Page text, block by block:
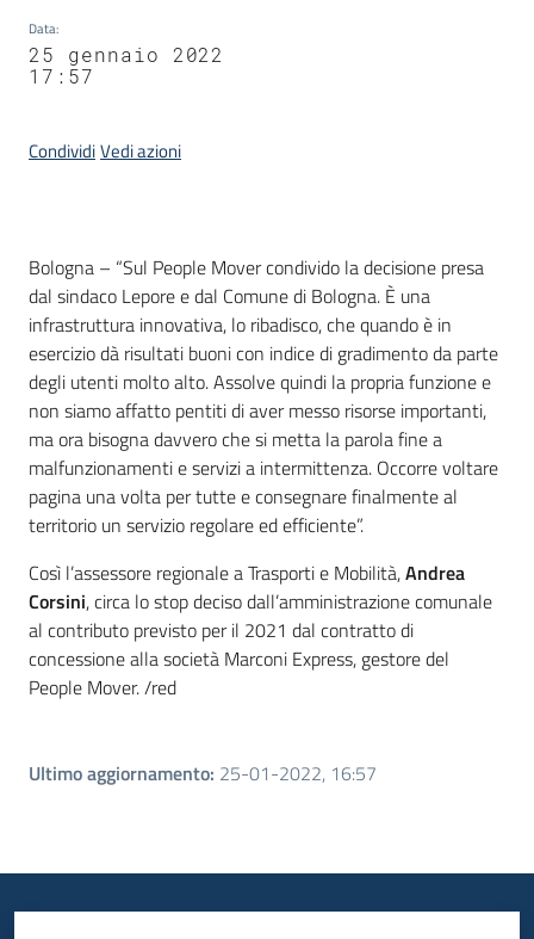
Data:
25 gennaio 2022
17:57
CondividiVedi azioni
Contenuto
Bologna – “Sul People Mover condivido la decisione presa
dal sindaco Lepore e dal Comune di Bologna. È una
infrastruttura innovativa, lo ribadisco, che quando è in
esercizio dà risultati buoni con indice di gradimento da parte
degli utenti molto alto. Assolve quindi la propria funzione e
non siamo affatto pentiti di aver messo risorse importanti,
ma ora bisogna davvero che si metta la parola fine a
malfunzionamenti e servizi a intermittenza. Occorre voltare
pagina una volta per tutte e consegnare finalmente al
territorio un servizio regolare ed efficiente”.
Così l’assessore regionale a Trasporti e Mobilità,Andrea
Corsini, circa lo stop deciso dall’amministrazione comunale
al contributo previsto per il 2021 dal contratto di
concessione alla società Marconi Express, gestore del
People Mover. /red
Ultimo aggiornamento: 25-01-2022, 16:57